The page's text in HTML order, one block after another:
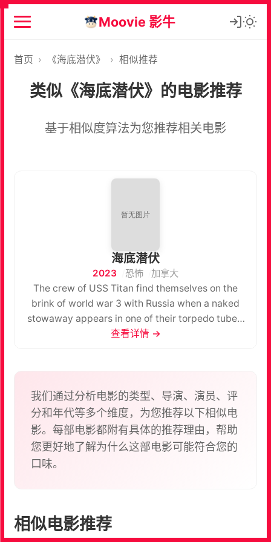
Moovie 影牛
首页 › 《海底潜伏》 › 相似推荐
类似《海底潜伏》的电影推荐
基于相似度算法为您推荐相关电影
海底潜伏
2023 恐怖
加拿大
The crew of USS Titan find themselves on the
brink of world war 3 with Russia when a naked
stowaway appears in one of their torpedo tubes.
Captain banks fears she may be Russian, but she's
查看详情 →
我们通过分析电影的类型、导演、演员、评
分和年代等多个维度，为您推荐以下相似电
影。每部电影都附有具体的推荐理由，帮助
您更好地了解为什么这部电影可能符合您的
口味。
相似电影推荐